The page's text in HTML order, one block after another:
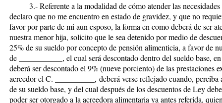
3.- Referente a la modalidad de cómo atender las necesidades
declaro que no me encuentro en estado de gravidez, y que no
favor por parte de mi aun esposo, la forma en como deberá de ser
nuestra menor hija, solicito que le sea detenido por medio de
25% de su sueldo por concepto de pensión alimenticia, a favor de
de ___________, el cual será descontado dentro del sueldo base,
deberá ser descontado el 9% (nueve porciento) de las prestaciones
acreedor el C. __________ , deberá verse reflejado cuando, perciba
de su sueldo base, y del cual después de los descuentos de Ley
poder ser otorgado a la acreedora alimentaria ya antes referida,